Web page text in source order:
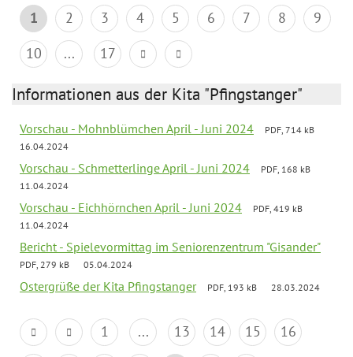
1 2 3 4 5 6 7 8
9
10
... 17
Informationen aus der Kita "Pfingstanger"
Vorschau - Mohnblümchen April - Juni 2024
PDF, 714 kB
16.04.2024
Vorschau - Schmetterlinge April - Juni 2024
PDF, 168 kB
11.04.2024
Vorschau - Eichhörnchen April - Juni 2024
PDF, 419 kB
11.04.2024
Bericht - Spielevormittag im Seniorenzentrum "Gisander"
PDF, 279 kB 05.04.2024
Ostergrüße der Kita Pfingstanger PDF, 193 kB 28.03.2024
1 ... 13 14 15
16